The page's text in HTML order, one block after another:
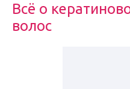
Всё о
волос